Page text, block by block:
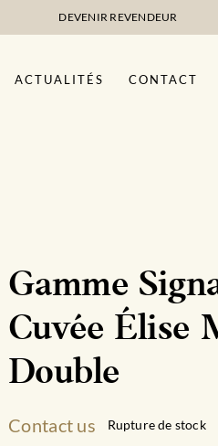
DEVENIR REVENDEUR
ACTUALITÉS CONTACT
Gamme
Cuvée Élise
Double
Contact us Rupture de stock